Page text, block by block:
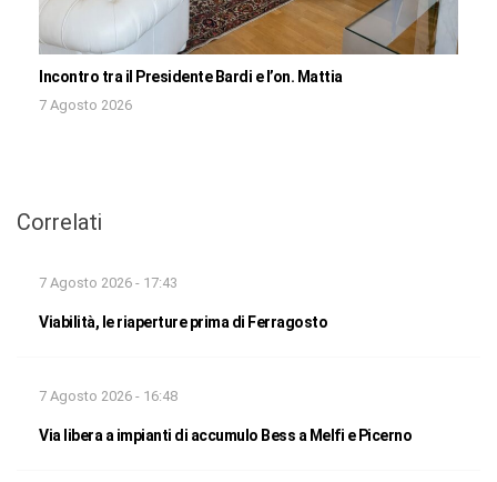
Incontro tra il Presidente Bardi e l’on. Mattia
7 Agosto 2026
Correlati
7 Agosto 2026 - 17:43
Viabilità, le riaperture prima di Ferragosto
7 Agosto 2026 - 16:48
Via libera a impianti di accumulo Bess a Melfi e Picerno